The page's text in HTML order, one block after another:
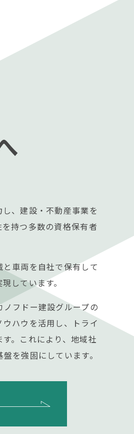
、建設・不動産事業を
持つ多数の資格保有者
車両を自社で保有して
しています。
フドー建設グループの
ハウを活用し、トライ
。これにより、地域社
を強固にしています。